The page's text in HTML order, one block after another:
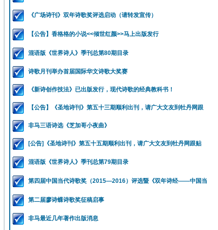
《广场诗刊》双年诗歌奖评选启动（请转发宣传）
【公告】香格格的小说<<倾世红颜>>马上出版发行
混语版《世界诗人》季刊总第80期目录
诗歌月刊举办首届国际华文诗歌大奖赛
《新诗创作技法》已出版发行，现代诗歌的经典教科书！
【公告】《圣地诗刊》第五十三期顺利出刊，请广大文友到牡丹网跟
非马三语诗选《芝加哥小夜曲》
[公告]《圣地诗刊》第五十五期顺利出刊，请广大文友到牡丹网跟贴
混语版《世界诗人》季刊总第79期目录
第四届中国当代诗歌奖（2015—2016）评选暨《双年诗经——中国当
第二届廖诗蝶诗歌奖征稿启事
非马最近几年著作出版消息